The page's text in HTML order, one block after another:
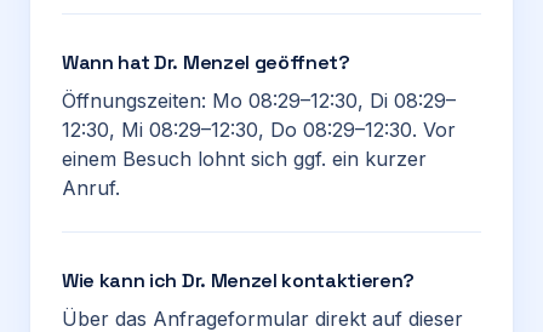
Wann hat Dr. Menzel geöffnet?
Öffnungszeiten: Mo 08:29–12:30, Di 08:29–
12:30, Mi 08:29–12:30, Do 08:29–12:30. Vor
einem Besuch lohnt sich ggf. ein kurzer
Anruf.
Wie kann ich Dr. Menzel kontaktieren?
Über das Anfrageformular direkt auf dieser